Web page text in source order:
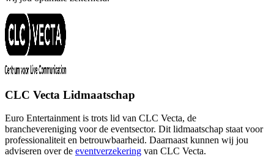
CLC Vecta Lidmaatschap
Euro Entertainment is trots lid van CLC Vecta, de
branchevereniging voor de eventsector. Dit lidmaatschap staat voor
professionaliteit en betrouwbaarheid. Daarnaast kunnen wij jou
adviseren over de eventverzekering van CLC Vecta.